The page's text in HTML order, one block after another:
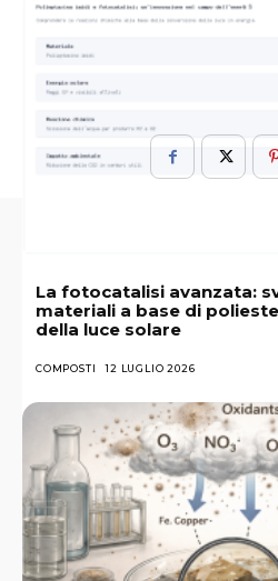
ARGOMENTI : Analisi
Possibili
Soluzioni
La fotocatalisi avanzata:
materiali a base di
della luce solare
COMPOSTI 12 LUGLIO 2026